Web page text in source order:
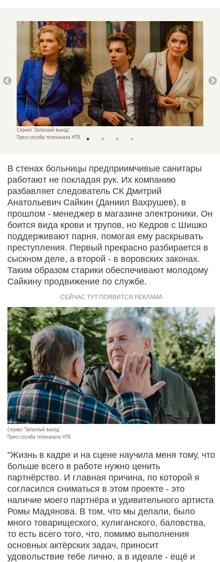
Сериал "Запасный выход".
Пресс-служба телеканала НТВ.
В стенах больницы предприимчивые санитары
работают не покладая рук. Их компанию
разбавляет следователь СК Дмитрий
Анатольевич Сайкин (Даниил Вахрушев), в
прошлом - менеджер в магазине электроники. Он
боится вида крови и трупов, но Кедров с Шишко
поддерживают парня, помогая ему раскрывать
преступления. Первый прекрасно разбирается в
сыскном деле, а второй - в воровских законах.
Таким образом старики обеспечивают молодому
Сайкину продвижение по службе.
Сериал "Запасный выход".
Пресс-служба телеканала НТВ.
"Жизнь в кадре и на сцене научила меня тому, что
больше всего в работе нужно ценить
партнёрство. И главная причина, по которой я
согласился сниматься в этом проекте - это
наличие моего партнёра и удивительного артиста
Ромы Мадянова. В том, что мы делали, было
много товарищеского, хулиганского, баловства,
то есть всего того, что, помимо выполнения
основных актёрских задач, приносит
удовольствие тебе лично, а в идеале - ещё и